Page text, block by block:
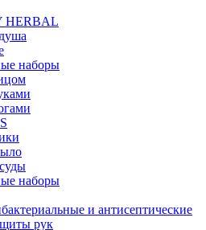
HERBAL
наборы
наборы
и антисептические
рук